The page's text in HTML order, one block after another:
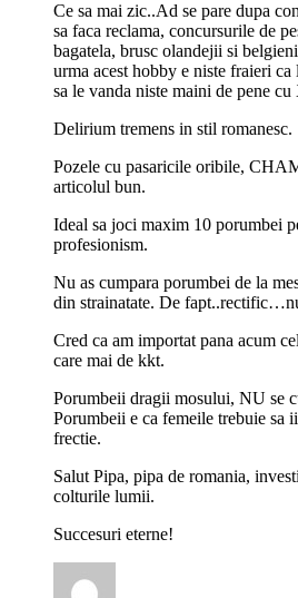
Ce sa mai zic..Ad se pare dupa
sa faca reclama, concursurile de
bagatela, brusc olandejii si
urma acest hobby e niste fraieri
sa le vanda niste maini de pene
Delirium tremens in stil romanesc.
Pozele cu pasaricile oribile,
articolul bun.
Ideal sa joci maxim 10 porumbei
profesionism.
Nu as cumpara porumbei de la
din strainatate. De
Cred ca am importat pana acum
care mai de kkt.
Porumbeii dragii mosului, NU se
Porumbeii e ca femeile trebuie sa
frectie.
Salut Pipa, pipa de romania,
colturile lumii.
Succesuri eterne!